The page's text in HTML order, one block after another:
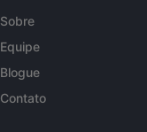
Sobre
Equipe
Blogue
Contato